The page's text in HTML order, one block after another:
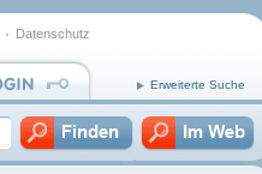
Datenschutz
Erweiterte Suche